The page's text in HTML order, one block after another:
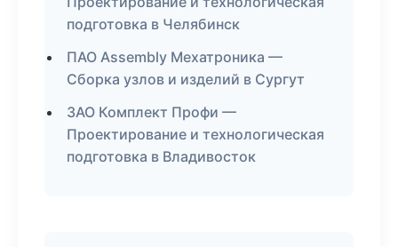
подготовка в Челябинск
ПАО Assembly Мехатроника —
Сборка узлов и изделий в Сургут
ЗАО Комплект Профи —
Проектирование и технологическая
подготовка в Владивосток